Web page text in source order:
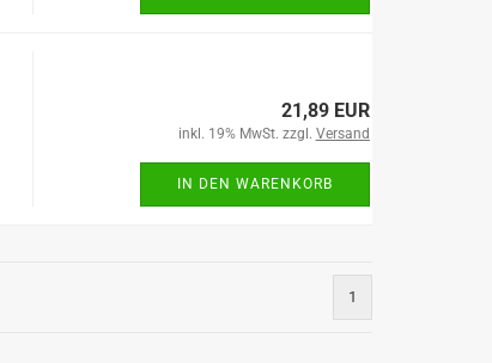
21,89 EUR
inkl. 19% MwSt. zzgl. Versand
IN DEN WARENKORB
1